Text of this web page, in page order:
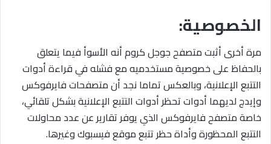
الخصوصية:
مرة أخرى أثبت متصفح جوجل كروم أنه الأسوأ فيما يتعلق
بالحفاظ على خصوصية مستخدميه مع فشله في قراءة أدوات
التتبع الإعلانية، وبالعكس تماما نجد أن متصفحات فايرفوكس
وإيدج لديهما أدوات تحظر أدوات التتبع الإعلانية بشكل تلقائي،
خاصة متصفح فايرفوكس الذي يوفر تقارير عن عدد محاولات
التتبع المحظورة وأداة حظر تتبع موقع فيسبوك وغيرها.